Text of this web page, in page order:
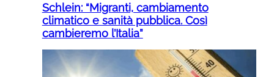
Schlein: “Migranti, cambiamento
climatico e sanità pubblica. Così
cambieremo l’Italia”